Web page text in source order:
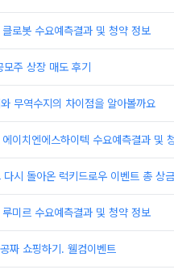
로봇 수요예측결과 및 청약 정보
모주 상장 매도 후기
무역수지의 차이점을 알아볼까요
이치엔에스하이텍 수요예측결과 및
다시 돌아온 럭키드로우 이벤트 총 상
미르 수요예측결과 및 청약 정보
짜 쇼핑하기. 웰컴이벤트